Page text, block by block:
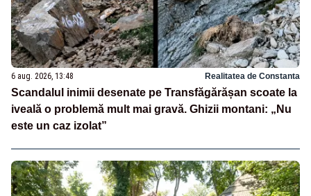
6 aug. 2026, 13:48 Realitatea de Constanta
Scandalul inimii desenate pe Transfăgărășan scoate la
iveală o problemă mult mai gravă. Ghizii montani: „Nu
este un caz izolat”